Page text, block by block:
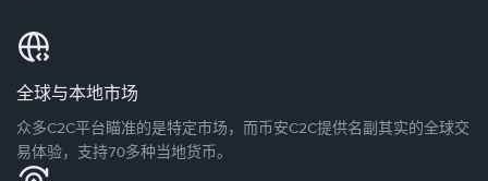
全球与本地市场
众多C2C平台瞄准的是特定市场，而币安C2C提供名副其实的全球交
易体验，支持70多种当地货币。